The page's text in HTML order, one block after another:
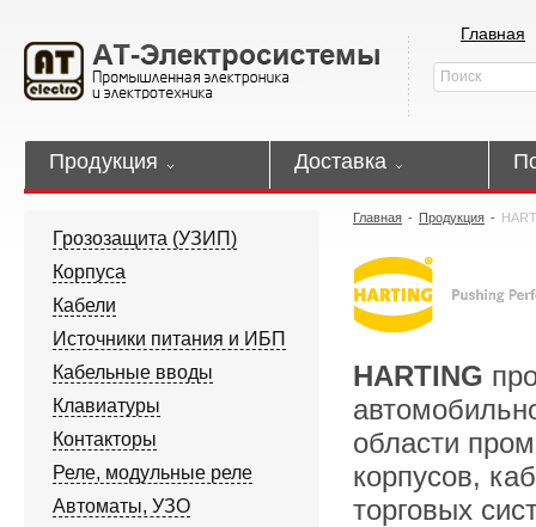
Главная
Продукция Доставка
Грозозащита (УЗИП)
Корпуса
Кабели
Источники питания и ИБП
Кабельные вводы
Клавиатуры
Контакторы
Реле, модульные реле
Автоматы, УЗО
Главная - Продукция -
HARTING
области
корпусов,
торговых